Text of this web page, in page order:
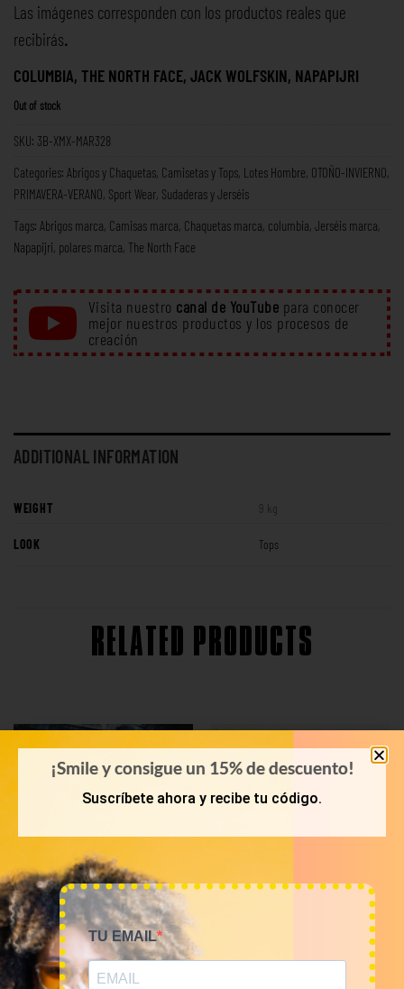
Las imágenes corresponden con los productos reales que
recibirás.
COLUMBIA, THE NORTH FACE, JACK WOLFSKIN, NAPAPIJRI
Out of stock
SKU: 3B-XMX-MAR328
Categories: Abrigos y Chaquetas Camisetas y Tops Lotes Hombre OTOÑO-INVIERNO
PRIMAVERA-VERANO Sport Wear Sudaderas y Jerséis
Tags: Abrigos marca Camisas marca Chaquetas marca columbia Jerséis marca
Napapijri polares marca The North Face
Visita nuestro canal de YouTube para conocer
mejor nuestros productos y los procesos de
creación
ADDITIONAL INFORMATION
WEIGHT 9 kg
LOOK Tops
RELATED PRODUCTS
KILOS
Mix de sudaderas,
KILOS
Mix casual de marca 12€/kg
¡Smile y consigue un 15% de descuento!
Suscríbete ahora y recibe tu código.
TU EMAIL